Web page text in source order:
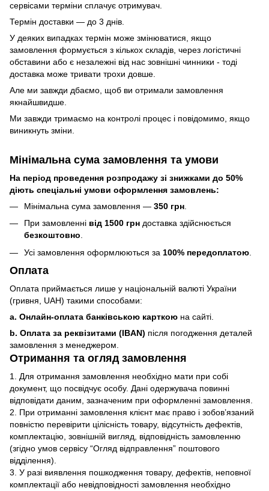
сервісами терміни сплачує отримувач.
Термін доставки — до 3 днів.
У деяких випадках термін може змінюватися, якщо
замовлення формується з кількох складів, через логістичні
обставини або є незалежні від нас зовнішні чинники - тоді
доставка може тривати трохи довше.
Але ми завжди дбаємо, щоб ви отримали замовлення
якнайшвидше.
Ми завжди тримаємо на контролі процес і повідомимо, якщо
виникнуть зміни.
Мінімальна сума замовлення та умови
На період проведення розпродажу зі знижками до 50%
діють спеціальні умови оформлення замовлень:
Мінімальна сума замовлення — 350 грн
При замовленні від 1500 грн доставка здійснюється
безкоштовно.
Усі замовлення оформлюються за 100% передоплатою
Оплата
Оплата приймається лише у національній валюті України
(гривня, UAH) такими способами:
a. Онлайн-оплата банківською карткою на сайті.
b. Оплата за реквізитами (IBAN) після погодження деталей
замовлення з менеджером.
Отримання та огляд замовлення
1. Для отримання замовлення необхідно мати при собі
документ, що посвідчує особу. Дані одержувача повинні
відповідати даним, зазначеним при оформленні замовлення.
2. При отриманні замовлення клієнт має право і зобов’язаний
повністю перевірити цілісність товару, відсутність дефектів,
комплектацію, зовнішній вигляд, відповідність замовленню
(згідно умов сервісу “Огляд відправлення” поштового
відділення).
3. У разі виявлення пошкодження товару, дефектів, неповної
комплектації або невідповідності замовлення необхідно